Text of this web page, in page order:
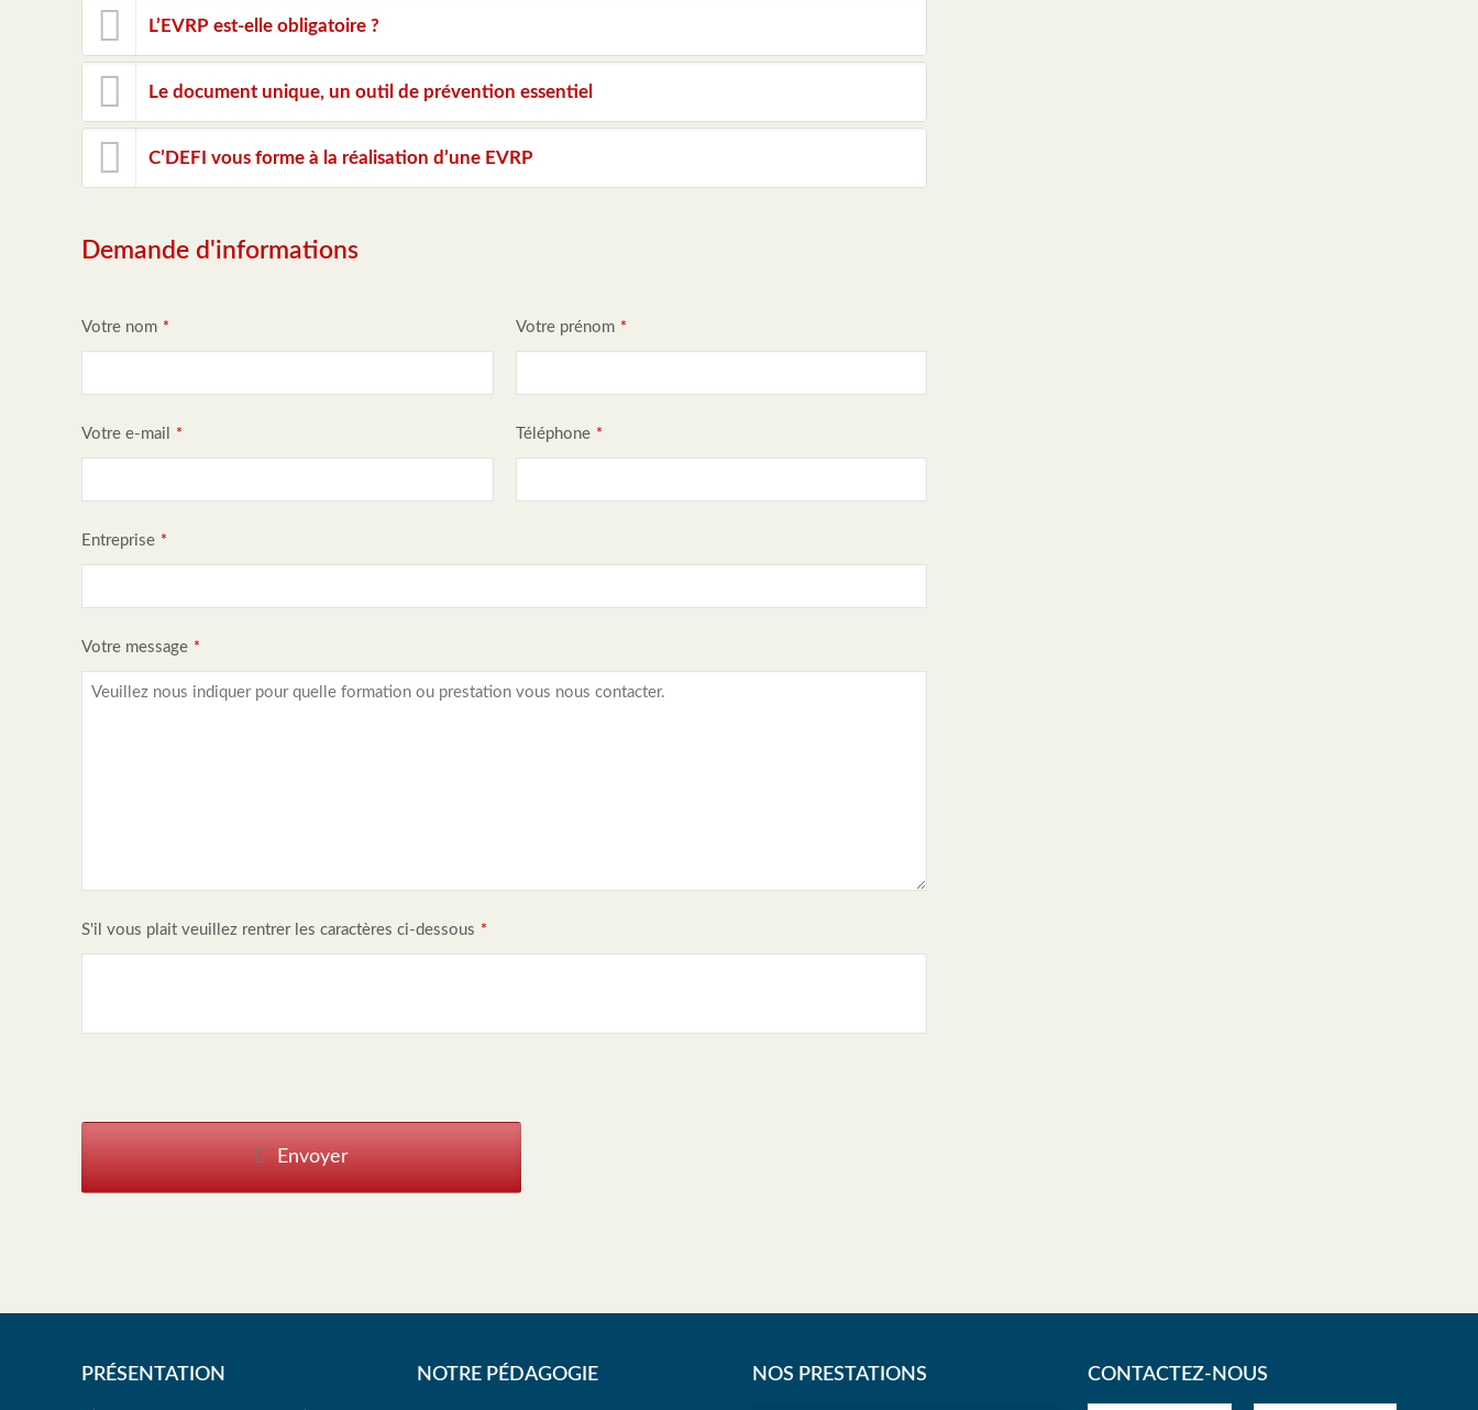
L’EVRP est-elle obligatoire ?
Le document unique, un outil de prévention essentiel
C’DEFI vous forme à la réalisation d’une EVRP
Demande d'informations
Votre nom * Votre prénom *
Votre e-mail * Téléphone *
Entreprise *
Votre message *
S'il vous plait veuillez rentrer les caractères ci-dessous *
B
E
ai
Envoyer
PRÉSENTATION NOTRE PÉDAGOGIE NOS PRESTATIONS CONTACTEZ-NOUS